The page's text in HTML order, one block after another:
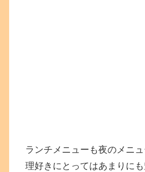
ランチメニューも夜のメニ
理好きにとってはあまりに